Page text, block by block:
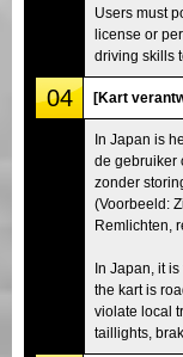
Users must
license or
driving skills
04 [Kart
In Japan is
de gebruiker
zonder
(Voorbeeld:
Remlichten,
In Japan, it
the kart is
violate local
taillights,